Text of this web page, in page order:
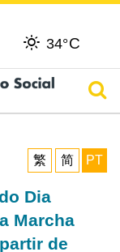
34°C
繁
简 PT
Dia
Marcha
de